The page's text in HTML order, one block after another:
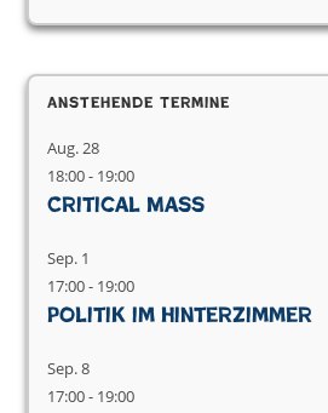
Anstehende Termine
Aug.28
18:00- 19:00
Critical Mass
Sep. 1
17:00- 19:00
Politik im Hinterzimmer
Sep.8
17:00- 19:00